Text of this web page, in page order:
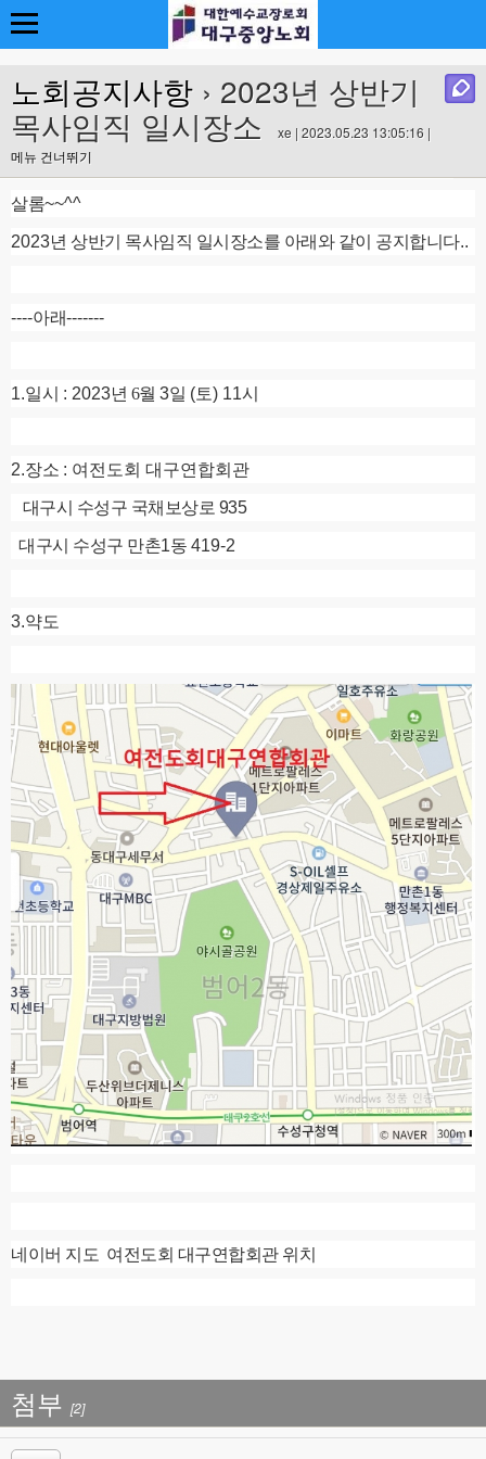
노회공지사항 › 2023년 상반기
목사임직 일시장소
xe | 2023.05.23 13:05:16 |
메뉴 건너뛰기
살롬~~^^
2023년 상반기 목사임직 일시장소를 아래와 같이 공지합니다..
----아래-------
1.일시 : 2023년 6월 3일 (토) 11시
2.장소 : 여전도회 대구연합회관
대구시 수성구 국채보상로 935
대구시 수성구 만촌1동 419-2
3.약도
네이버 지도 여전도회 대구연합회관 위치
첨부 [2]